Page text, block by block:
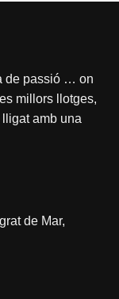
de passió … on
millors llotges,
lligat amb una
de Mar,